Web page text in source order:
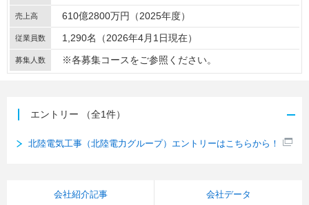
売上高 610億2800万円（2025年度）
従業員数 1,290名（2026年4月1日現在）
募集人数 ※各募集コースをご参照ください。
エントリー （全1件）
北陸電気工事（北陸電力グループ）エントリーはこちらから！
会社紹介記事 会社データ